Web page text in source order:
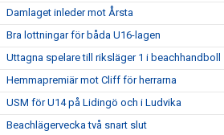
Damlaget inleder mot Årsta
Bra lottningar för båda U16-lagen
Uttagna spelare till riksläger 1 i beachhandboll
Hemmapremiär mot Cliff för herrarna
USM för U14 på Lidingö och i Ludvika
Beachlägervecka två snart slut